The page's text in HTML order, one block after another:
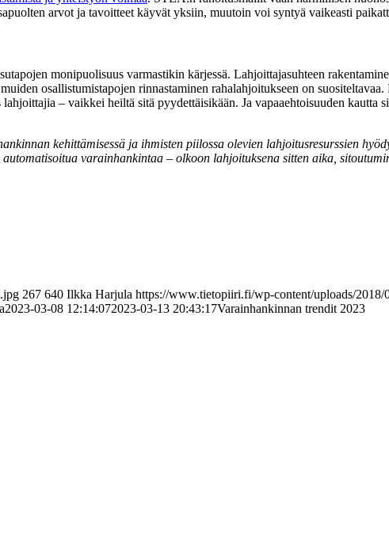
arvot ja tavoitteet käyvät yksiin, muutoin voi syntyä vaikeasti
monipuolisuus varmastikin kärjessä. Lahjoittajasuhteen
osallistumistapojen rinnastaminen rahalahjoitukseen on
– vaikkei heiltä sitä pyydettäisikään. Ja vapaaehtoisuuden kautta
kehittämisessä ja ihmisten piilossa olevien lahjoitusresurssien
varainhankintaa – olkoon lahjoituksena sitten aika,
267 640 Ilkka Harjula https://www.tietopiiri.fi/wp-content/uploads/
2023-03-08 12:14:072023-03-13 20:43:17Varainhankinnan trendit 2023